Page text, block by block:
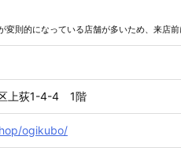
変則的になっている店舗が多いため、来店
上荻1-4-4 1階
ogikubo/